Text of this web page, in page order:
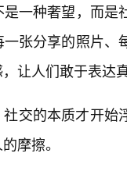
一种奢望，而
张分享的照片
让人们敢于表达
社交的本质才开
摩擦。